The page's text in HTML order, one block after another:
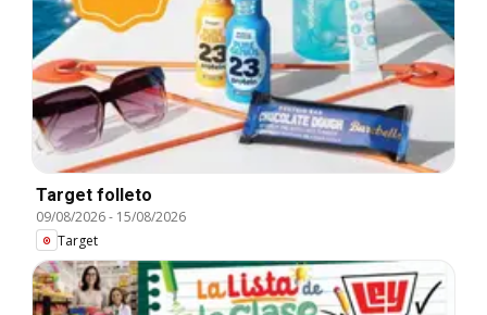
Target folleto
09/08/2026- 15/08/2026
Target